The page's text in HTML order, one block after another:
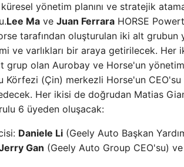
yönetim planını ve stratejik
Lee Ma ve Juan Ferrara HORSE
tarafından oluşturulan iki alt
ve varlıkları bir araya getirilecek. Her
grup olan Aurobay ve Horse'un
Körfezi (Çin) merkezli Horse'un CEO'su
Her ikisi de doğrudan Matias
6 üyeden oluşacak:
Daniele Li (Geely Auto Başkan
Gan (Geely Auto Group CEO'su) ve